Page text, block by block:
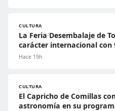
CULTURA
La Feria Desembalaje de
carácter internacional con
Hace 19h
CULTURA
El Capricho de Comillas
astronomía en su